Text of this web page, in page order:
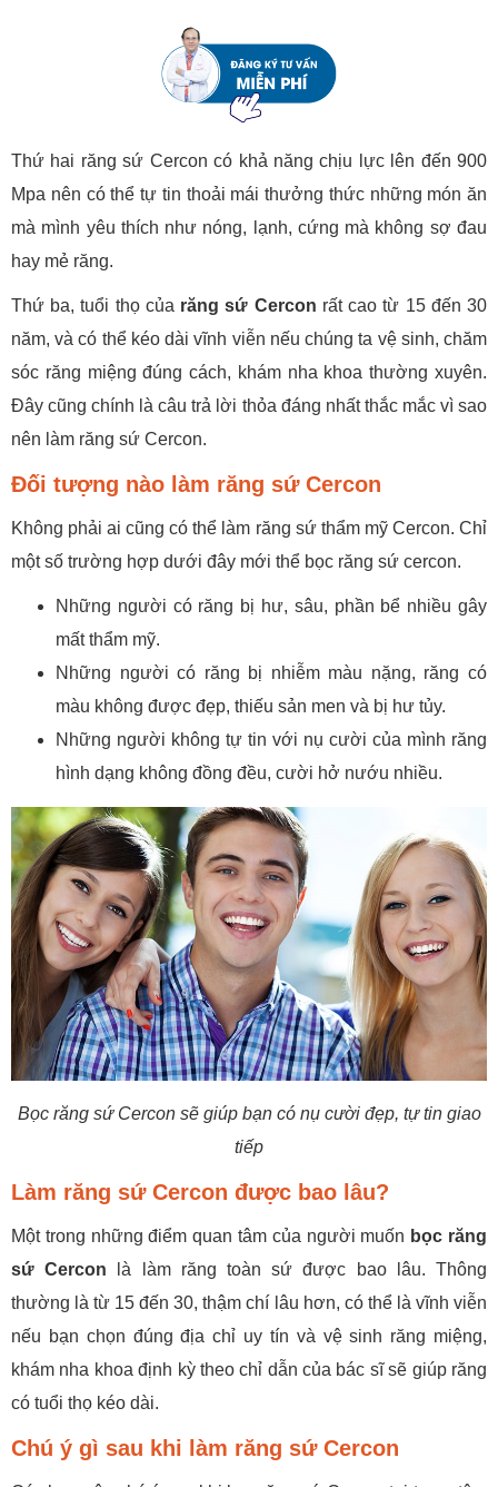
Thứ hai răng sứ Cercon có khả năng chịu lực lên đến 900
Mpa nên có thể tự tin thoải mái thưởng thức những món ăn
mà mình yêu thích như nóng, lạnh, cứng mà không sợ đau
hay mẻ răng.
Thứ ba, tuổi thọ của răng sứ Cercon rất cao từ 15 đến 30
năm, và có thể kéo dài vĩnh viễn nếu chúng ta vệ sinh, chăm
sóc răng miệng đúng cách, khám nha khoa thường xuyên.
Đây cũng chính là câu trả lời thỏa đáng nhất thắc mắc vì sao
nên làm răng sứ Cercon.
Đối tượng nào làm răng sứ Cercon
Không phải ai cũng có thể làm răng sứ thẩm mỹ Cercon. Chỉ
một số trường hợp dưới đây mới thể bọc răng sứ cercon.
Những người có răng bị hư, sâu, phần bể nhiều gây
mất thẩm mỹ.
Những người có răng bị nhiễm màu nặng, răng có
màu không được đẹp, thiếu sản men và bị hư tủy.
Những người không tự tin với nụ cười của mình răng
hình dạng không đồng đều, cười hở nướu nhiều.
Bọc răng sứ Cercon sẽ giúp bạn có nụ cười đẹp, tự tin giao
tiếp
Làm răng sứ Cercon được bao lâu?
Một trong những điểm quan tâm của người muốn bọc răng
sứ Cercon là làm răng toàn sứ được bao lâu. Thông
thường là từ 15 đến 30, thậm chí lâu hơn, có thể là vĩnh viễn
nếu bạn chọn đúng địa chỉ uy tín và vệ sinh răng miệng,
khám nha khoa định kỳ theo chỉ dẫn của bác sĩ sẽ giúp răng
có tuổi thọ kéo dài.
Chú ý gì sau khi làm răng sứ Cercon